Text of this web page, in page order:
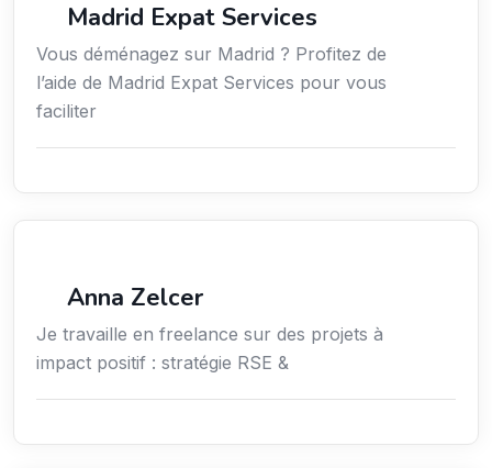
Madrid Expat Services
Vous déménagez sur Madrid ? Profitez de
l’aide de Madrid Expat Services pour vous
faciliter
Anna Zelcer
Je travaille en freelance sur des projets à
impact positif : stratégie RSE &